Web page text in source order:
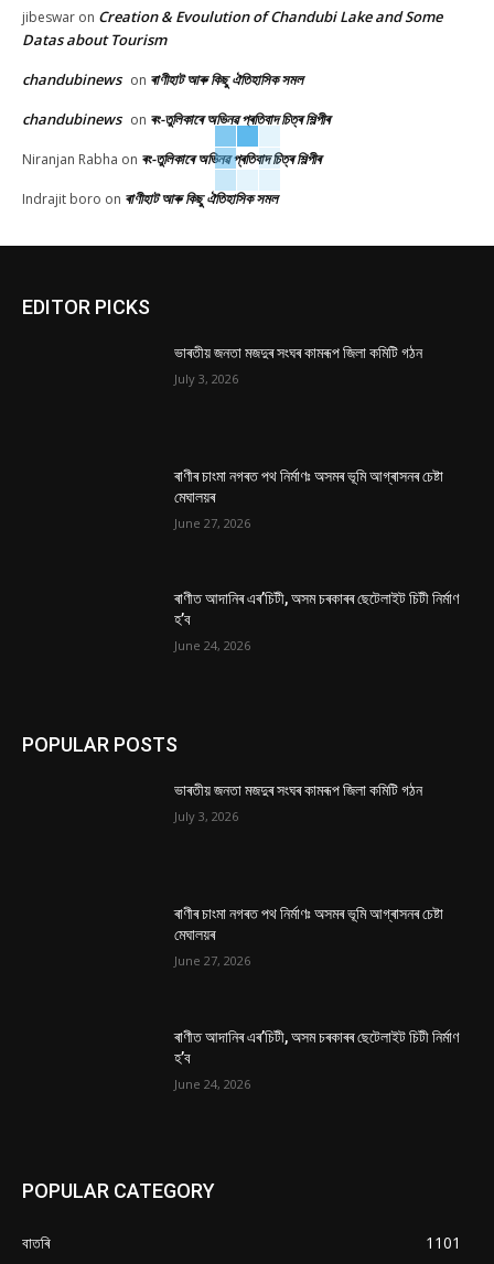
jibeswar on Creation & Evoulution of Chandubi Lake and Some
Datas about Tourism
chandubinews on ৰাণীহাট আৰু কিছু ঐতিহাসিক সমল
chandubinews on ৰং-তুলিকাৰে অভিনৱ প্ৰতিবাদ চিত্ৰ শিল্পীৰ
Niranjan Rabha on ৰং-তুলিকাৰে অভিনৱ প্ৰতিবাদ চিত্ৰ শিল্পীৰ
Indrajit boro on ৰাণীহাট আৰু কিছু ঐতিহাসিক সমল
EDITOR PICKS
ভাৰতীয় জনতা মজদুৰ সংঘৰ কামৰূপ জিলা কমিটি গঠন
July 3, 2026
ৰাণীৰ চাংমা নগৰত পথ নিৰ্মাণঃ অসমৰ ভূমি আগ্ৰাসনৰ চেষ্টা
মেঘালয়ৰ
June 27, 2026
ৰাণীত আদানিৰ এৰ’চিটী, অসম চৰকাৰৰ ছেটেলাইট চিটী নিৰ্মাণ
হ’ব
June 24, 2026
POPULAR POSTS
ভাৰতীয় জনতা মজদুৰ সংঘৰ কামৰূপ জিলা কমিটি গঠন
July 3, 2026
ৰাণীৰ চাংমা নগৰত পথ নিৰ্মাণঃ অসমৰ ভূমি আগ্ৰাসনৰ চেষ্টা
মেঘালয়ৰ
June 27, 2026
ৰাণীত আদানিৰ এৰ’চিটী, অসম চৰকাৰৰ ছেটেলাইট চিটী নিৰ্মাণ
হ’ব
June 24, 2026
POPULAR CATEGORY
বাতৰি
1101